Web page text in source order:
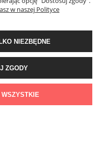
23, 41-708 Ruda Śląska | E-mail:
600 012 159 | TGS Przemysław
REGON: 276403698
w naszej Polityce
NIEZBĘDNE
ZGODY